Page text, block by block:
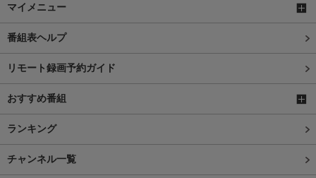
マイメニュー
番組表ヘルプ
リモート録画予約ガイド
おすすめ番組
ランキング
チャンネル一覧